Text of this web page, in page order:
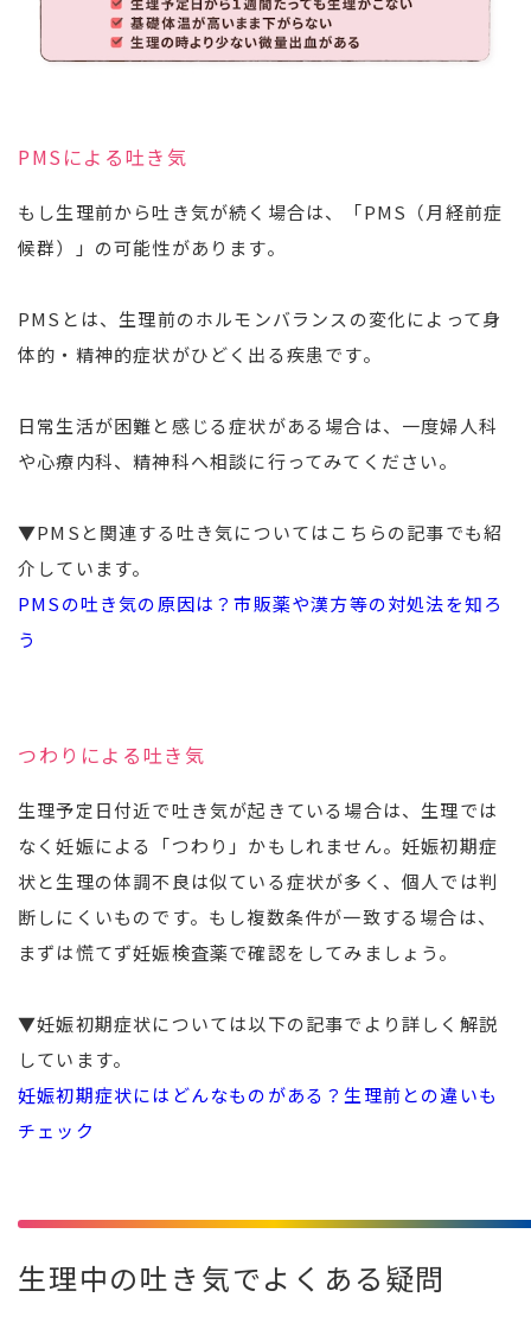
PMSによる吐き気
もし生理前から吐き気が続く場合は、「PMS（月経前症
候群）」の可能性があります。
PMSとは、生理前のホルモンバランスの変化によって身
体的・精神的症状がひどく出る疾患です。
日常生活が困難と感じる症状がある場合は、一度婦人科
や心療内科、精神科へ相談に行ってみてください。
▼PMSと関連する吐き気についてはこちらの記事でも紹
介しています。
PMSの吐き気の原因は？市販薬や漢方等の対処法を知ろ
う
つわりによる吐き気
生理予定日付近で吐き気が起きている場合は、生理では
なく妊娠による「つわり」かもしれません。妊娠初期症
状と生理の体調不良は似ている症状が多く、個人では判
断しにくいものです。もし複数条件が一致する場合は、
まずは慌てず妊娠検査薬で確認をしてみましょう。
▼妊娠初期症状については以下の記事でより詳しく解説
しています。
妊娠初期症状にはどんなものがある？生理前との違いも
チェック
生理中の吐き気でよくある疑問